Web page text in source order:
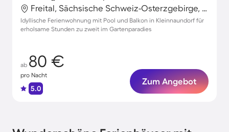
Freital, Sächsische Schweiz-Osterzgebirge, Deutschland
Idyllische Ferienwohnung mit Pool und Balkon in Kleinnaundorf für
erholsame Stunden zu zweit im Gartenparadies
ab 80 €
pro Nacht
5.0
Zum Angebot